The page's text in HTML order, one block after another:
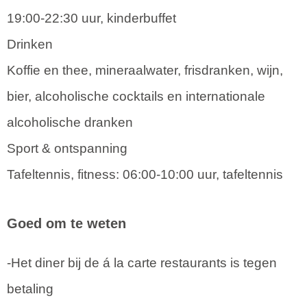
19:00-22:30 uur, kinderbuffet
Drinken
Koffie en thee, mineraalwater, frisdranken, wijn,
bier, alcoholische cocktails en internationale
alcoholische dranken
Sport & ontspanning
Tafeltennis, fitness: 06:00-10:00 uur, tafeltennis
Goed om te weten
-Het diner bij de á la carte restaurants is tegen
betaling